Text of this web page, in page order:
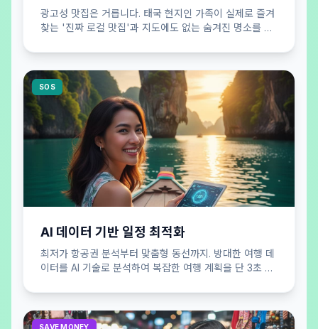
광고성 맛집은 거릅니다. 태국 현지인 가족이 실제로 즐겨
찾는 '진짜 로컬 맛집'과 지도에도 없는 숨겨진 명소를 큐
SOS
AI 데이터 기반 일정 최적화
최저가 항공권 분석부터 맞춤형 동선까지. 방대한 여행 데
이터를 AI 기술로 분석하여 복잡한 여행 계획을 단 3초 만
SAVE MONEY